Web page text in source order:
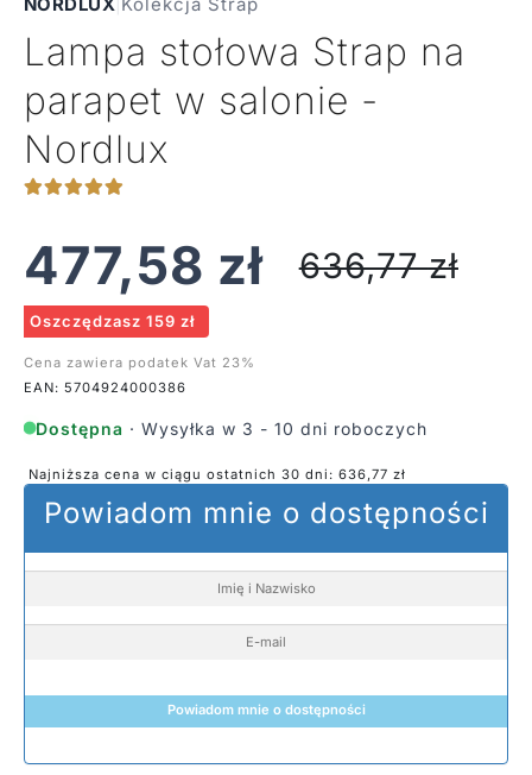
Lampa stołowa Strap na
parapet w salonie -
Nordlux
477,58 zł 636,77zł
Oszczędzasz 159 zł
Cena zawiera podatek Vat 23%
EAN: 5704924000386
Dostępna · Wysyłka w 3 - 10 dni roboczych
Najniższa cena w ciągu ostatnich 30 dni: 636,77 zł
Powiadom mnie o dostępności
Powiadom mnie o dostępności